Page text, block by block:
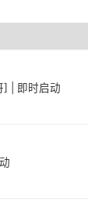
] | 即时启动